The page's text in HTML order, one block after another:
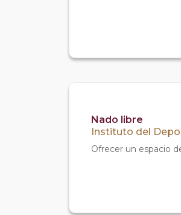
Nado libre
Instituto del
Ofrecer un espacio